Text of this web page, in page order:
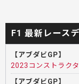
F1 最新レース
【アブダビGP】
2023コンストラク
【アブダビGP】